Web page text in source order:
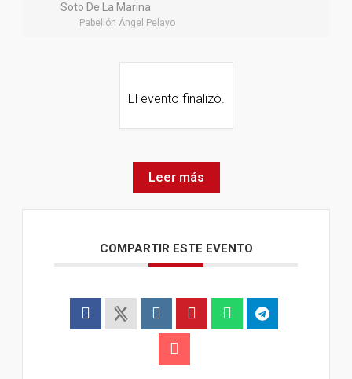
Soto De La Marina
Pabellón Ángel Pelayo
El evento finalizó.
Leer más
COMPARTIR ESTE EVENTO